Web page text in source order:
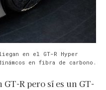
en el GT-R Hyper
en fibra de carbono.
GT-R pero sí es un GT-